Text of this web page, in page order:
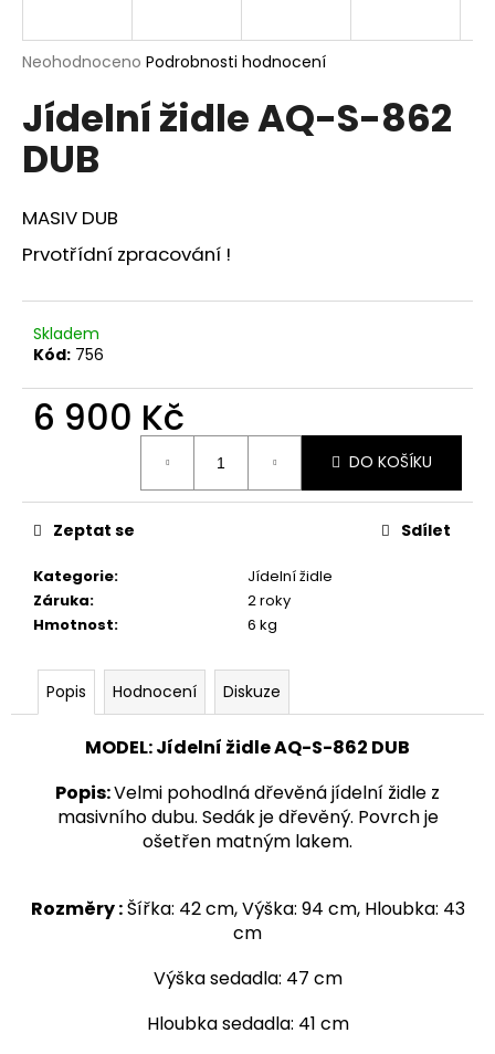
Průměrné
produktu
je
0,0
hvězdiček.
Neohodnoceno Podrobnosti hodnocení
Jídelní židle AQ-S-862
DUB
MASIV DUB
Prvotřídní zpracování !
Skladem
Kód: 756
6 900 Kč
DO KOŠÍKU
Kategorie:
Jídelní židle
Záruka:
2 roky
Hmotnost: 6 kg
Zeptat se Sdílet
Popis Hodnocení Diskuze
MODEL: Jídelní židle AQ-S-862 DUB
Popis:Velmi pohodlná dřevěná jídelní židle z
masivního dubu. Sedák je dřevěný. Povrch je
ošetřen matným lakem.
Rozměry :Šířka: 42 cm, Výška: 94 cm, Hloubka: 43
cm
Výška sedadla: 47 cm
Hloubka sedadla: 41 cm
j
t
?
HLEDAT
D
p
o
č
u
e
m
e
KŘESLO
AQ-
0949
300